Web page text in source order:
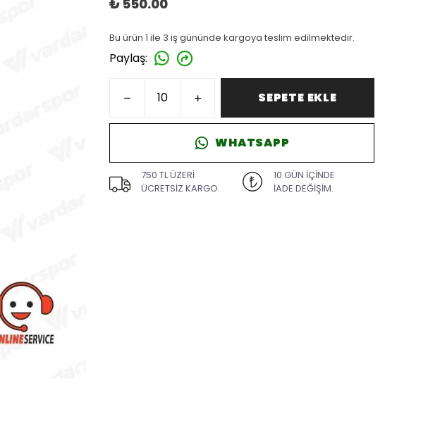
₺ 550.00
Bu ürün 1 ile 3 iş gününde kargoya teslim edilmektedir.
Paylaş:
SEPETE EKLE
WHATSAPP
750 TL ÜZERİ
ÜCRETSİZ KARGO.
10 GÜN İÇİNDE
İADE DEĞİŞİM.